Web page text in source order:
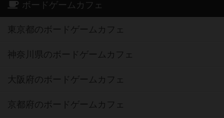
ボードゲームカフェ
東京都のボードゲームカフェ
神奈川県のボードゲームカフェ
大阪府のボードゲームカフェ
京都府のボードゲームカフェ